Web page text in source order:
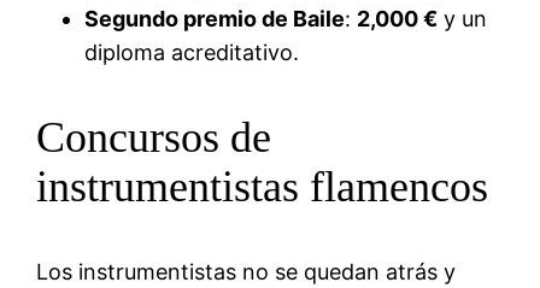
Segundo premio de Baile: 2,000 € y un
diploma acreditativo.
Concursos de
instrumentistas flamencos
Los instrumentistas no se quedan atrás y